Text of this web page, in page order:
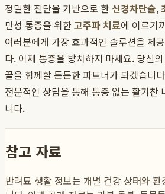
정밀한 진단을 기반으로 한신경차단술,
만성 통증을 위한고주파 치료에 이르기
여러분에게 가장 효과적인 솔루션을 제
다. 이제 통증을 방치하지 마세요. 당신
끝을 함께할 든든한 파트너가 되겠습니
전문적인 상담을 통해 통증 없는 활기찬
니다.
참고 자료
반려묘 생활 정보는 개별 건강 상태와